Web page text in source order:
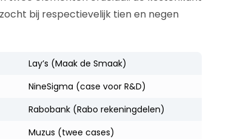
bij respectievelijk tien en negen
Lay’s (Maak de Smaak)
NineSigma (case voor R&D)
Rabobank (Rabo rekeningdelen)
Muzus (twee cases)